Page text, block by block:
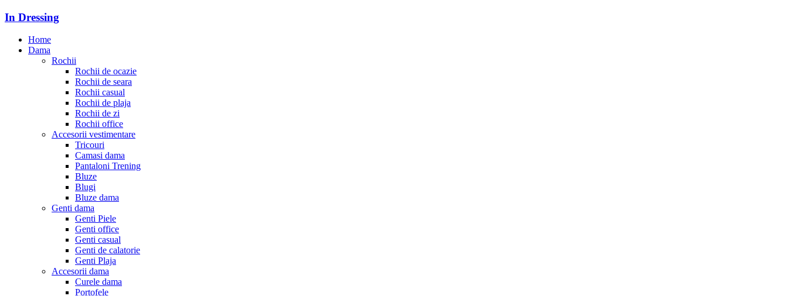
In Dressing
Home
Dama
Rochii
Rochii de ocazie
Rochii de seara
Rochii casual
Rochii de plaja
Rochii de zi
Rochii office
Accesorii vestimentare
Tricouri
Camasi dama
Pantaloni Trening
Bluze
Blugi
Bluze dama
Genti dama
Genti Piele
Genti office
Genti casual
Genti de calatorie
Genti Plaja
Accesorii dama
Curele dama
Portofele